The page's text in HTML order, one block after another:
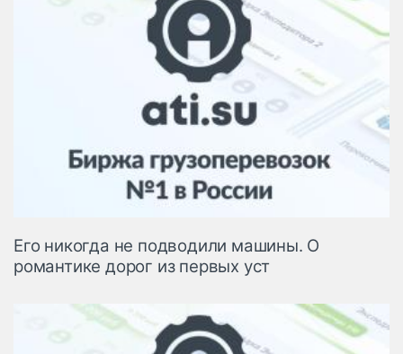
Его никогда не подводили машины. О
романтике дорог из первых уст